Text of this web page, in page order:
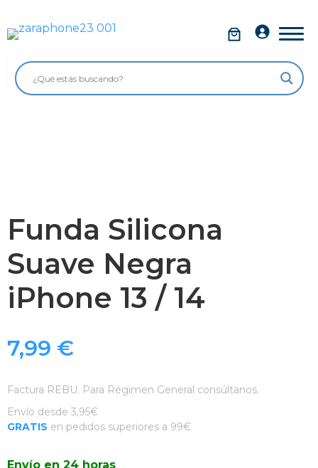
contenido
Funda Silicona
Suave Negra
iPhone 13 / 14
7,99 €
Factura REBU. Para Régimen General consúltanos.
Envío desde 3,95€
GRATIS en pedidos superiores a 99€
Envío en 24 horas
Móviles
Impolutos
Accesorios
Garantía Zaraphone